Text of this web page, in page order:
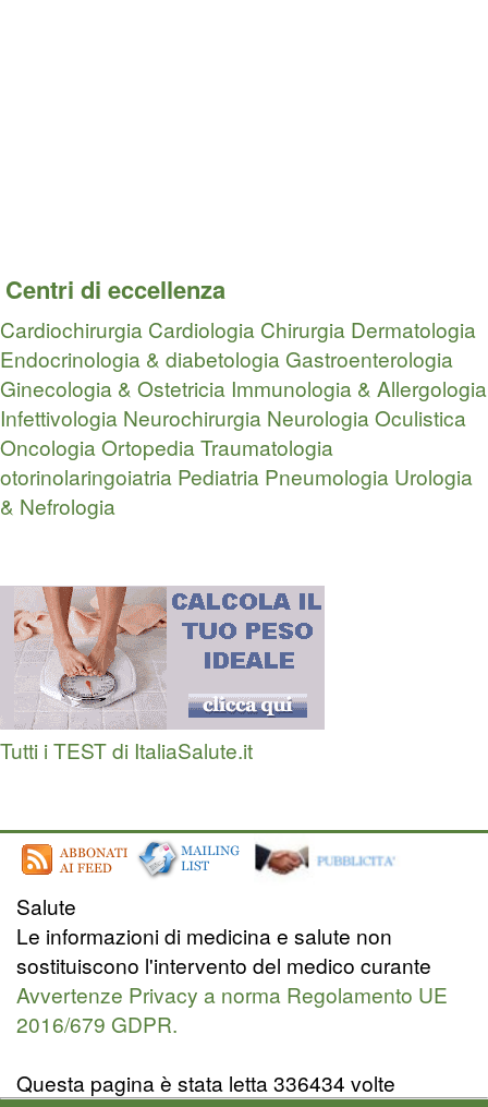
Centri di eccellenza
Cardiochirurgia Cardiologia Chirurgia Dermatologia
Endocrinologia & diabetologia Gastroenterologia
Ginecologia & Ostetricia Immunologia & Allergologia
Infettivologia Neurochirurgia NeurologiaOculistica
OncologiaOrtopedia Traumatologia
otorinolaringoiatria Pediatria Pneumologia Urologia
& Nefrologia
Tutti i TEST di ItaliaSalute.it
Salute
Le informazioni di medicina e salute non
sostituiscono l'intervento del medico curante
Avvertenze Privacy a norma Regolamento UE
2016/679 GDPR.
Questa pagina è stata letta 336434 volte